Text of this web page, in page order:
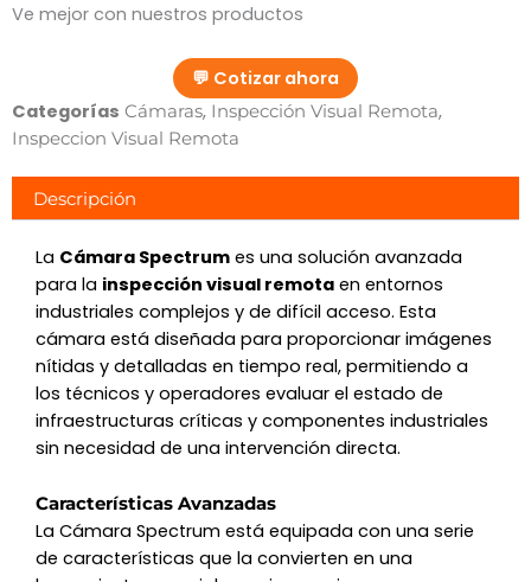
Ve mejor con nuestros productos
💬 Cotizar ahora
Categorías Cámaras, Inspección Visual Remota,
Inspeccion Visual Remota
Descripción
La Cámara Spectrum es una solución avanzada
para la inspección visual remota en entornos
industriales complejos y de difícil acceso. Esta
cámara está diseñada para proporcionar imágenes
nítidas y detalladas en tiempo real, permitiendo a
los técnicos y operadores evaluar el estado de
infraestructuras críticas y componentes industriales
sin necesidad de una intervención directa.
Características Avanzadas
La Cámara Spectrum está equipada con una serie
de características que la convierten en una